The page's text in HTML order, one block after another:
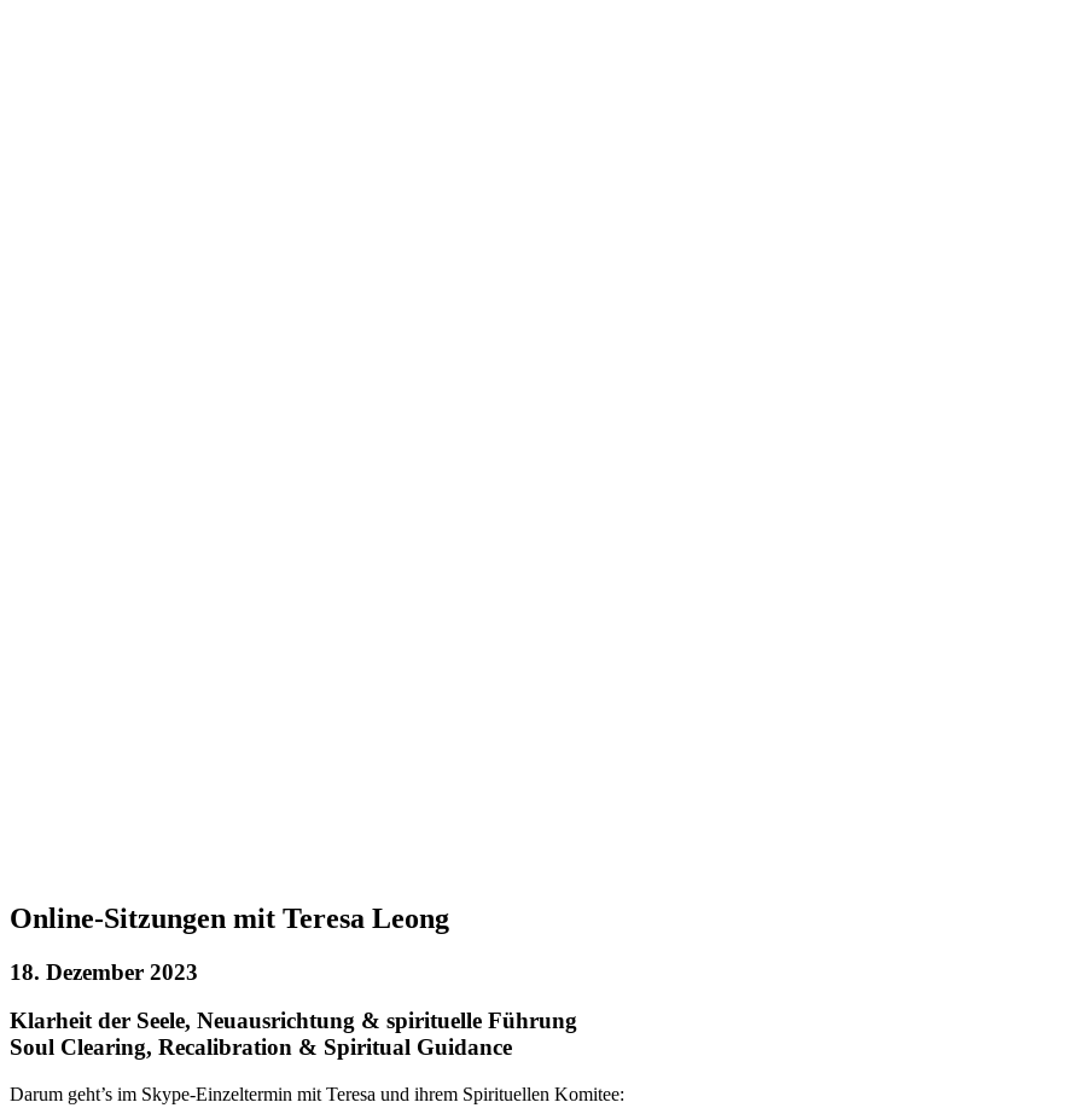
Online-Sitzungen mit Teresa Leong
18. Dezember 2023
Klarheit der Seele, Neuausrichtung & spirituelle Führung
Soul Clearing, Recalibration & Spiritual Guidance
Darum geht’s im Skype-Einzeltermin mit Teresa und ihrem Spirituellen Komitee: